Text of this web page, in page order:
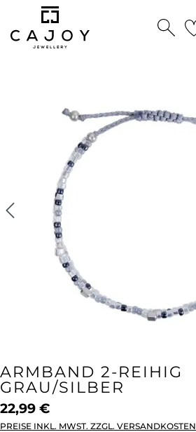
springen
ARMBAND 2-REIHIG
GRAU/SILBER
22,99 €
PREISE INKL. MWST. ZZGL. VERSANDKOSTEN